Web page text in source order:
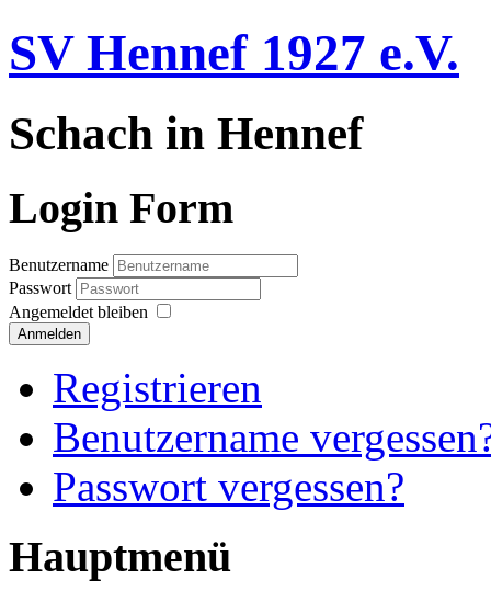
SV Hennef 1927 e.V.
Schach in Hennef
Login Form
Benutzername
Passwort
Angemeldet bleiben
Anmelden
Registrieren
Benutzername
Passwort vergessen?
Hauptmenü